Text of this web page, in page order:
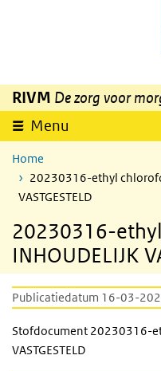
Overslaan en naar de inhoud
RIVM De zorg voor
Menu
Home
20230316-ethyl
VASTGESTELD
20230316-
INHOUDELIJK
Publicatiedatum 16-03-
Stofdocument 20230316-
VASTGESTELD